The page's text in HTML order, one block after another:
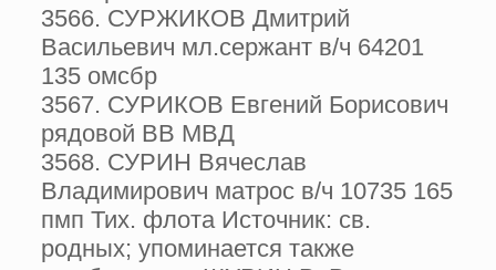
3566. СУРЖИКОВ Дмитрий
Васильевич мл.сержант в/ч 64201
135 омсбр
3567. СУРИКОВ Евгений Борисович
рядовой ВВ МВД
3568. СУРИН Вячеслав
Владимирович матрос в/ч 10735 165
пмп Тих. флота Источник: св.
родных; упоминается также